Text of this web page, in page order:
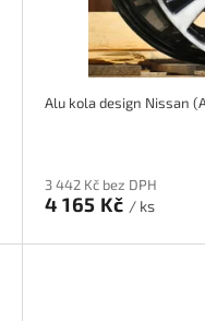
3 442 Kč bez DPH
4 165 Kč / ks